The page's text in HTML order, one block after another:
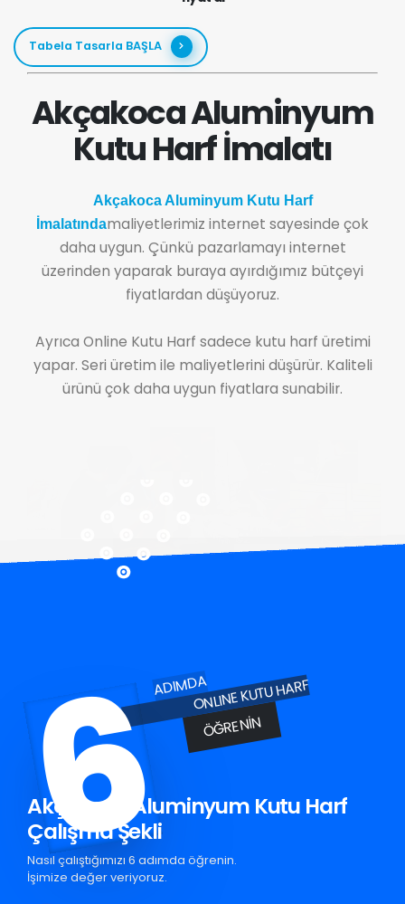
Tabela Tasarla BAŞLA
Akçakoca Aluminyum
Kutu Harf İmalatı
Akçakoca Aluminyum Kutu Harf
İmalatındamaliyetlerimiz internet sayesinde çok
daha uygun. Çünkü pazarlamayı internet
üzerinden yaparak buraya ayırdığımız bütçeyi
fiyatlardan düşüyoruz.
Ayrıca Online Kutu Harf sadece kutu harf üretimi
yapar. Seri üretim ile maliyetlerini düşürür. Kaliteli
ürünü çok daha uygun fiyatlara sunabilir.
6ADIMDAONLINE KUTU HARF
ÖĞRENIN
Akçakoca Aluminyum Kutu Harf
Çalışma Şekli
Nasıl çalıştığımızı 6 adımda öğrenin.
İşimize değer veriyoruz.